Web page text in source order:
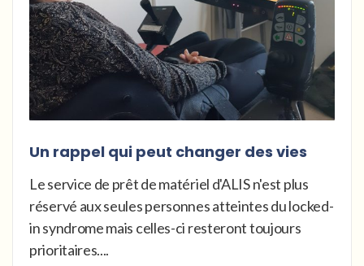
Un rappel qui peut changer des vies
Le service de prêt de matériel d'ALIS n'est plus
réservé aux seules personnes atteintes du locked-
in syndrome mais celles-ci resteront toujours
prioritaires....